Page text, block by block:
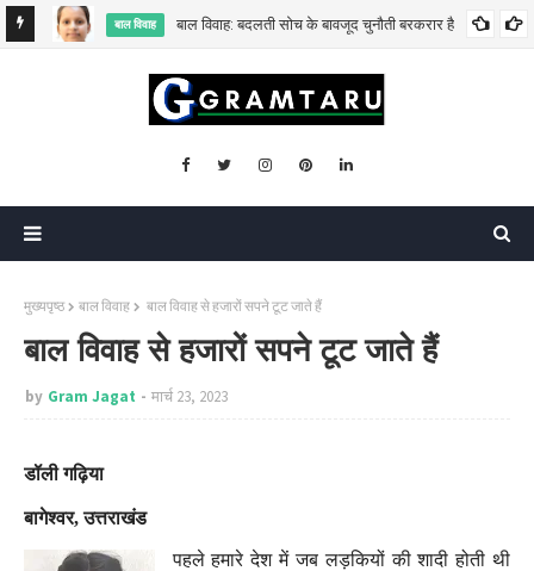
बाल विवाह बाल विवाह: बदलती सोच के बावजूद चुनौती बरकरार है
मुख्यपृष्ठ बाल विवाह बाल विवाह से हजारों सपने टूट जाते हैं
बाल विवाह से हजारों सपने टूट जाते हैं
by Gram Jagat मार्च 23, 2023
डॉली गढ़िया
बागेश्वर,उत्तराखंड
पहले हमारे देश में जब लड़कियों की शादी होती थी